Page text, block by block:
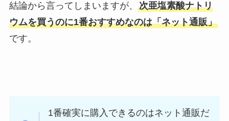
結論から言ってしまいますが、 次亜塩素酸ナトリ
ウムを買うのに1番おすすめなのは「ネット通販」
です。
1番確実に購入できるのはネット通販だ